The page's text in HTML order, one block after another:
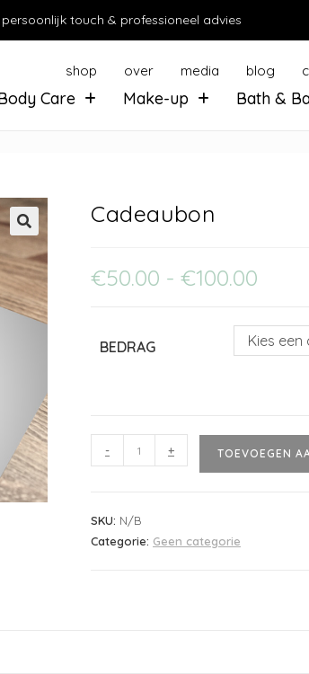
persoonlijk touch & professioneel advies
shop over media blog
Care Make-up Bath &
Cadeaubon
€50.00 - €100.00
BEDRAG Kies een
- + TOEVOEGEN
SKU: N/B
Categorie: Geen categorie